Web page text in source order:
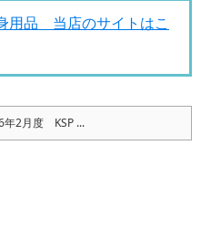
用品 当店のサイトはこ
年2月度 KSP ...